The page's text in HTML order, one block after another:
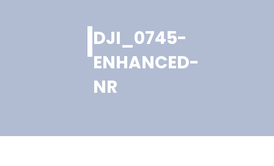
DJI_0745-
ENHANCED-
NR